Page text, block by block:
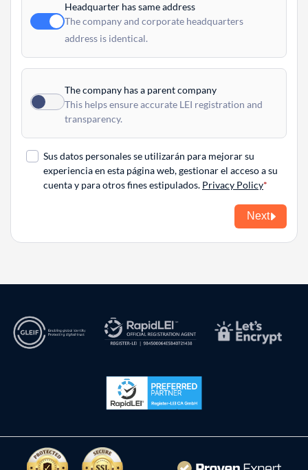
Headquarter has same address
The company and corporate headquarters
address is identical.
The company has a parent company
This helps ensure accurate LEI registration and
transparency.
Sus datos personales se utilizarán para mejorar su
experiencia en esta página web, gestionar el acceso a su
cuenta y para otros fines estipulados. Privacy Policy
Next